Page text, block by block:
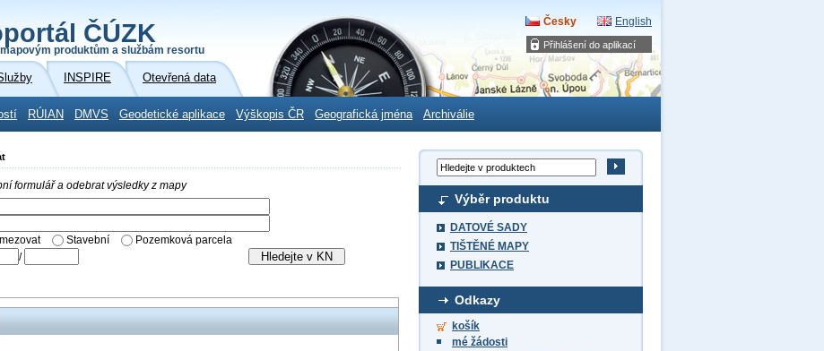
Přihlášení do aplikací
ČÚZK
produktům a službám resortu
Česky English
INSPIRE Otevřená data
RÚIAN DMVS Geodetické aplikace Výškopis ČR Geografická jména Archiválie
Výběr produktu
DATOVÉ SADY
TIŠTĚNÉ MAPY
PUBLIKACE
Odkazy
košík
mé žádosti
formulář a odebrat výsledky z mapy
Stavební
Pozemková parcela
/